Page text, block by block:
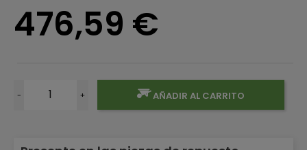
476,59 €
- + AÑADIR AL CARRITO